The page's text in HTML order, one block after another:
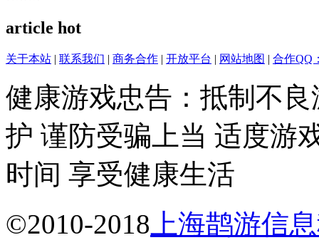
article hot
关于本站 | 联系我们 | 商务合作 | 开放平台 | 网站地图 | 合作QQ
健康游戏忠告：抵制不
护 谨防受骗上当 适度游
时间 享受健康生活
©2010-2018 上海鹊游信